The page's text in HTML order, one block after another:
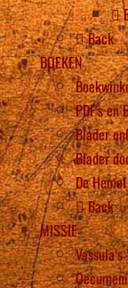
Back
BOEKEN
PDF’s en
Blader
Blader
De
Back
MISSIE